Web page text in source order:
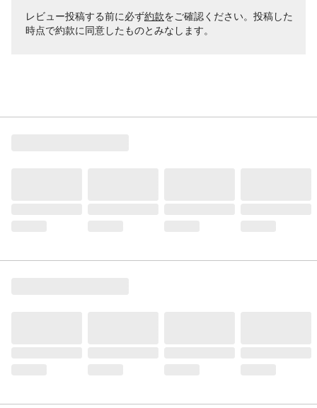
レビュー投稿する前に必ず約款をご確認ください。投稿した
時点で約款に同意したものとみなします。